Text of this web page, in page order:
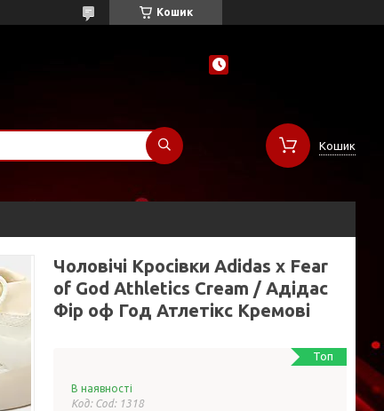
Кошик
Кошик
Чоловічі Кросівки Adidas x Fear
of God Athletics Cream / Адідас
Фір оф Год Атлетікс Кремові
Топ
В наявності
Код: Cod: 1318